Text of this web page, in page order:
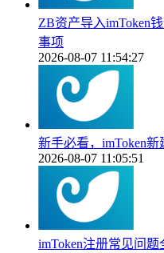
ZB资产导入imToken
事项
2026-08-07 11:54:27
新手必看，imToken
2026-08-07 11:05:51
imToken注册常见问